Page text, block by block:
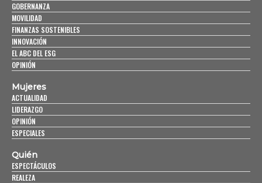
GOBERNANZA
MOVILIDAD
FINANZAS SOSTENIBLES
INNOVACIÓN
EL ABC DEL ESG
OPINIÓN
Mujeres
ACTUALIDAD
LIDERAZGO
OPINIÓN
ESPECIALES
Quién
ESPECTÁCULOS
REALEZA